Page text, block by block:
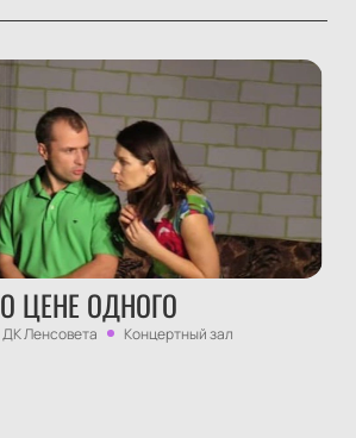
ЦЕНЕ ОДНОГО
ДК Ленсовета Концертный зал